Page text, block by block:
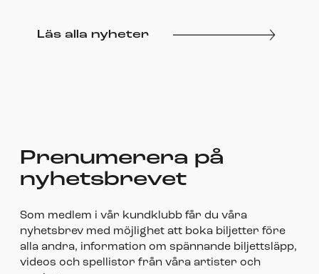
Läs alla nyheter
Prenumerera på
nyhetsbrevet
Som medlem i vår kundklubb får du våra
nyhetsbrev med möjlighet att boka biljetter före
alla andra, information om spännande biljettsläpp,
videos och spellistor från våra artister och